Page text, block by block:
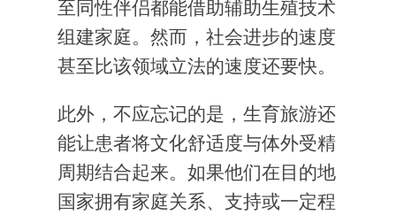
至同性伴侣都能借助辅助生殖技术
组建家庭。然而，社会进步的速度
甚至比该领域立法的速度还要快。
此外，不应忘记的是，生育旅游还
能让患者将文化舒适度与体外受精
周期结合起来。如果他们在目的地
国家拥有家庭关系、支持或一定程